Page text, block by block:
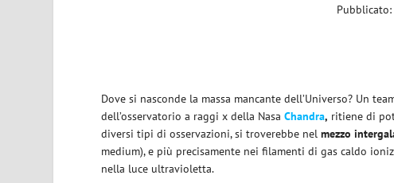
Dove si nasconde la massa mancante dell’Universo? Un
dell’osservatorio a raggi x della NasaChandra, ritiene di
diversi tipi di osservazioni, si troverebbe nelmezzo
medium), e più precisamente nei filamenti di gas caldo
nella luce ultravioletta.